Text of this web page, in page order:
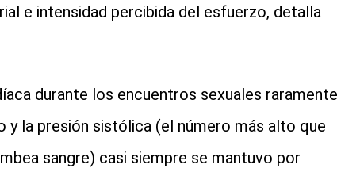
e intensidad percibida del esfuerzo, detalla
durante los encuentros sexuales raramente
la presión sistólica (el número más alto que
sangre) casi siempre se mantuvo por